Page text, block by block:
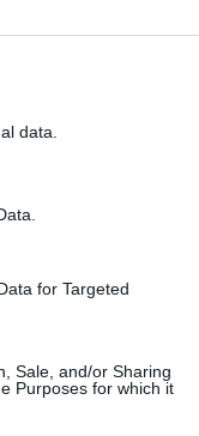
data.
for Targeted
Sale, and/or Sharing
Purposes for which it
- PERFORMANCE